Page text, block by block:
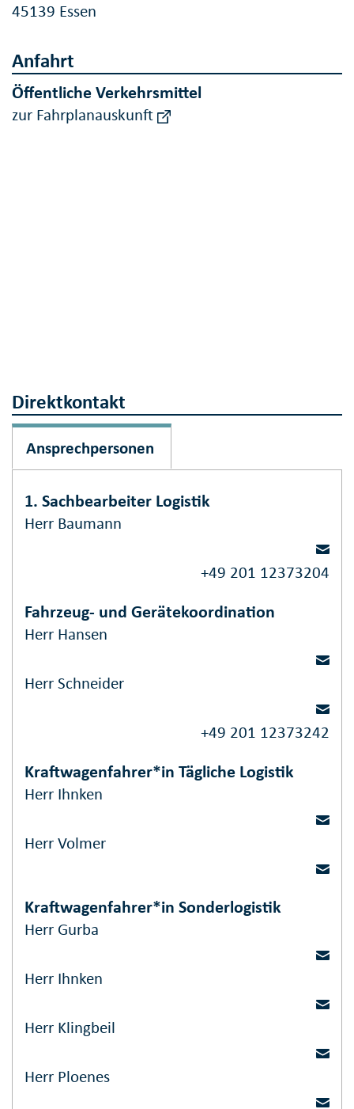
45139 Essen
Anfahrt
Öffentliche Verkehrsmittel
zur Fahrplanauskunft
Direktkontakt
Ansprechpersonen
1. Sachbearbeiter Logistik
Herr Baumann
+49 201 12373204
Fahrzeug- und Gerätekoordination
Herr Hansen
Herr Schneider
+49 201 12373242
Kraftwagenfahrer*in Tägliche Logistik
Herr Ihnken
Herr Volmer
Kraftwagenfahrer*in Sonderlogistik
Herr Gurba
Herr Ihnken
Herr Klingbeil
Herr Ploenes